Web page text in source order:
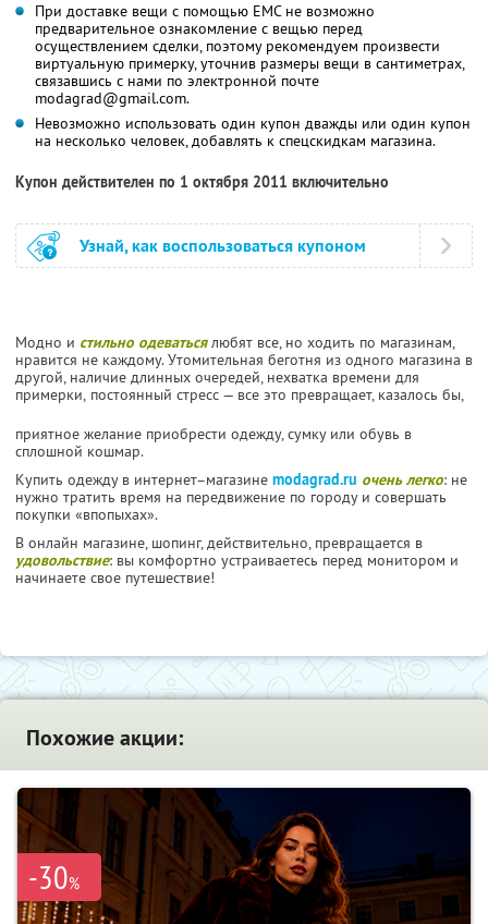
При доставке вещи с помощью ЕМС не возможно
предварительное ознакомление с вещью перед
осуществлением сделки, поэтому рекомендуем произвести
виртуальную примерку, уточнив размеры вещи в сантиметрах,
связавшись с нами по электронной почте
modagrad@gmail.com.
Невозможно использовать один купон дважды или один купон
на несколько человек, добавлять к спецскидкам магазина.
Купон действителен по 1 октября 2011 включительно
Узнай, как воспользоваться купоном
Модно и стильно одеватьсялюбят все, но ходить по магазинам,
нравится не каждому. Утомительная беготня из одного магазина в
другой, наличие длинных очередей, нехватка времени для
примерки, постоянный стресс — все это превращает, казалось бы,
приятное желание приобрести одежду, сумку или обувь в
сплошной кошмар.
Купить одежду в интернет–магазине modagrad.ru очень легко: не
нужно тратить время на передвижение по городу и совершать
покупки «впопыхах».
В онлайн магазине, шопинг, действительно, превращается в
удовольствие: вы комфортно устраиваетесь перед монитором и
начинаете свое путешествие!
Похожие акции:
-30%